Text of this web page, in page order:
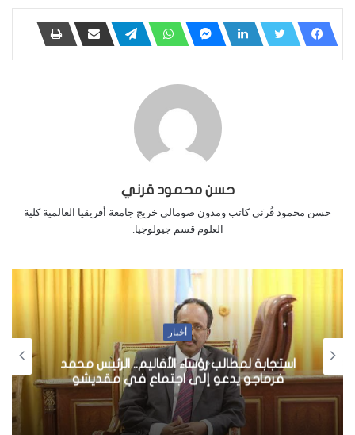
حسن محمود قرني
حسن محمود قُرنَي كاتب ومدون صومالي خريج جامعة أفريقيا العالمية كلية
العلوم قسم جيولوجيا.
أخبار
استجابة لمطالب رؤساء الأقاليم.. الرئيس محمد
فرماجو يدعو إلى اجتماع في مقديشو